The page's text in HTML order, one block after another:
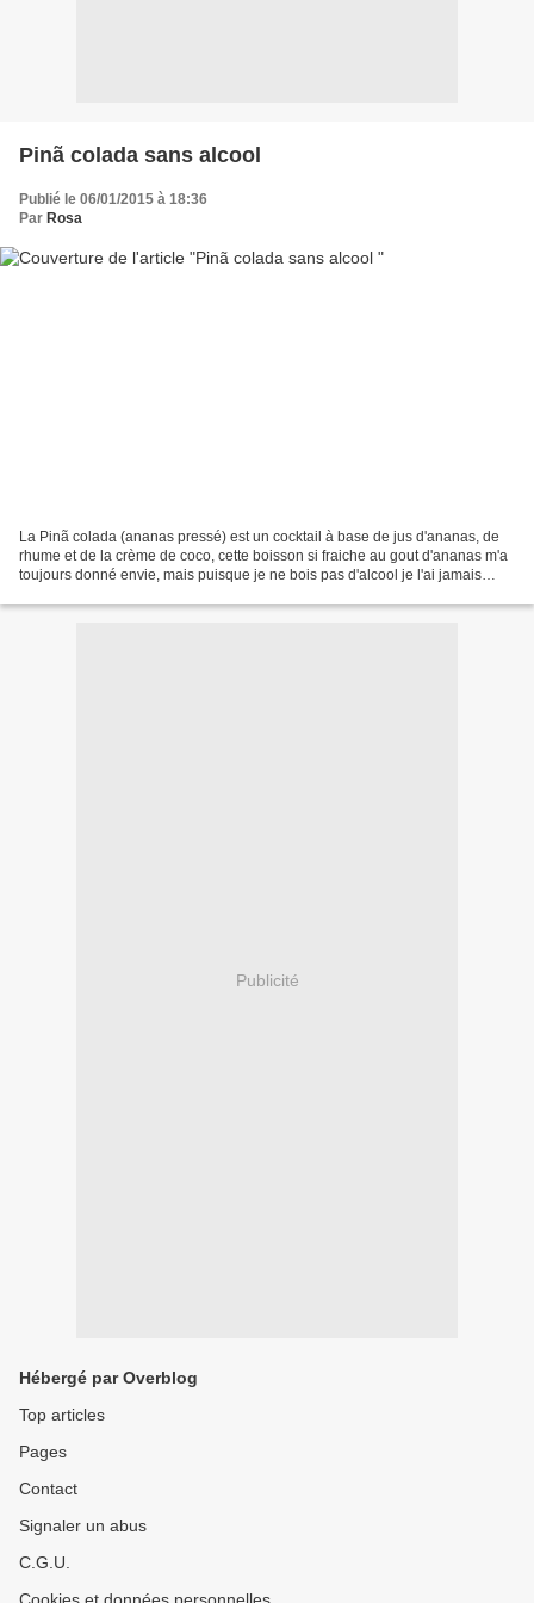
Pinã colada sans alcool
Publié le 06/01/2015 à 18:36
Par Rosa
La Pinã colada (ananas pressé) est un cocktail à base de jus d'ananas, de
rhume et de la crème de coco, cette boisson si fraiche au gout d'ananas m'a
toujours donné envie, mais puisque je ne bois pas d'alcool je l'ai jamais
Publicité
Hébergé par Overblog
Top articles
Pages
Contact
Signaler un abus
C.G.U.